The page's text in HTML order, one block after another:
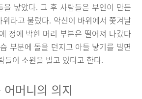
을 낳았다. 그 후 사람들은 부인이 만든
라고 불렀다. 악신이 바위에서 쫓겨날
정에 박힌 머리 부분은 떨어져 나갔다
부분에 돌을 던지고 아들 낳기를 빌면
들이 소원을 빌고 있다고 한다.
머니의 의지